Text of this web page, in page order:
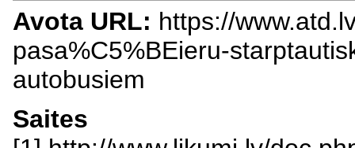
Avota URL: https://
pasa%C5%BEieru-
autobusiem
Saites